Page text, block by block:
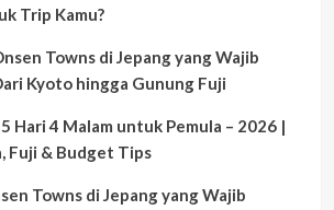
Trip Kamu?
Towns di Jepang yang Wajib
Kyoto hingga Gunung Fuji
Hari 4 Malam untuk Pemula – 2026 |
Fuji & Budget Tips
Towns di Jepang yang Wajib